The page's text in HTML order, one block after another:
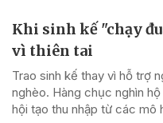
Khi sinh kế "chạy
vì thiên tai
Trao sinh kế thay vì hỗ trợ
nghèo. Hàng chục nghìn
hội tạo thu nhập từ các mô